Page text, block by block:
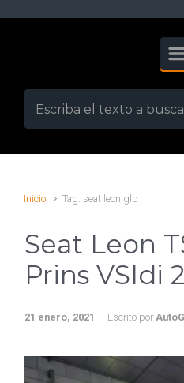
Inicio Tag: seat leon glp
Seat Leon
Prins VSIdi
21 enero, 2021 Escrito por